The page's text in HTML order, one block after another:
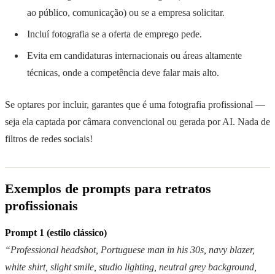
ao público, comunicação) ou se a empresa solicitar.
Incluí fotografia se a oferta de emprego pede.
Evita em candidaturas internacionais ou áreas altamente
técnicas, onde a competência deve falar mais alto.
Se optares por incluir, garantes que é uma fotografia profissional —
seja ela captada por câmara convencional ou gerada por AI. Nada de
filtros de redes sociais!
Exemplos de prompts para retratos
profissionais
Prompt 1 (estilo clássico)
“Professional headshot, Portuguese man in his 30s, navy blazer,
white shirt, slight smile, studio lighting, neutral grey background,